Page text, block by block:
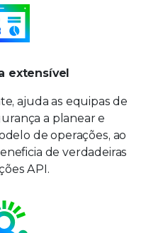
extensível
ajuda as equipas de
a planear e
de operações, ao
de verdadeiras
API.